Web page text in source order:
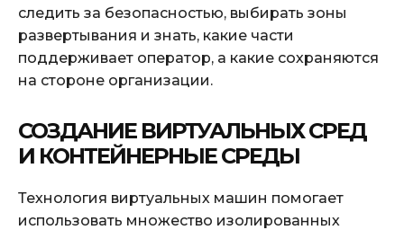
следить за безопасностью, выбирать зоны
развертывания и знать, какие части
поддерживает оператор, а какие сохраняются
на стороне организации.
СОЗДАНИЕ ВИРТУАЛЬНЫХ СРЕД
И КОНТЕЙНЕРНЫЕ СРЕДЫ
Технология виртуальных машин помогает
использовать множество изолированных